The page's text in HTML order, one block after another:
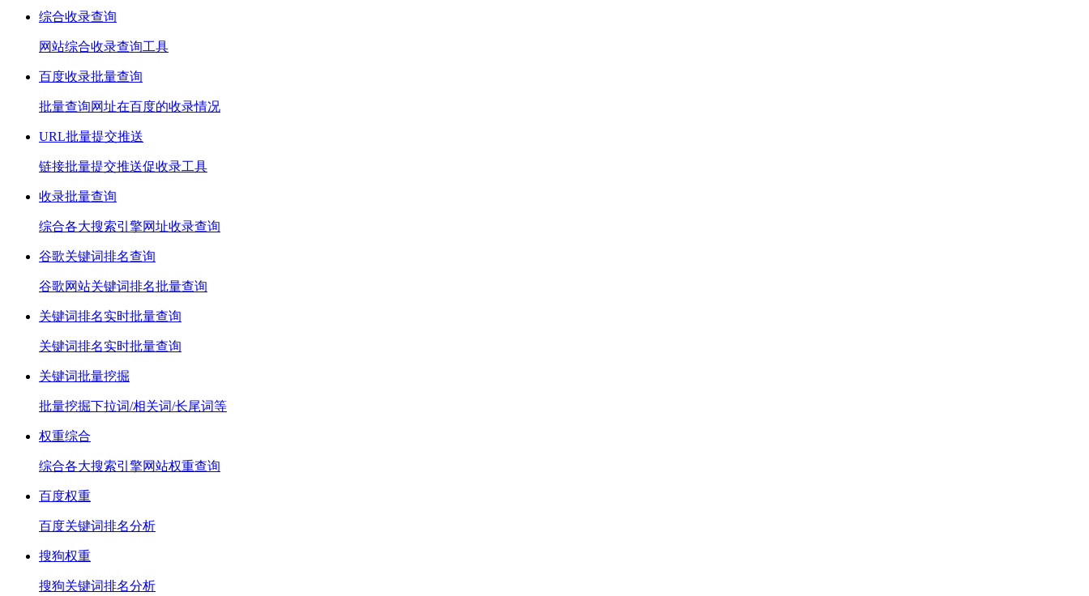
综合收录查询
网站综合收录查询工具
百度收录批量查询
批量查询网址在百度的收录情况
URL批量提交推送
链接批量提交推送促收录工具
收录批量查询
综合各大搜索引擎网址收录查询
谷歌关键词排名查询
谷歌网站关键词排名批量查询
关键词排名实时批量查询
关键词排名实时批量查询
关键词批量挖掘
批量挖掘下拉词/相关词/长尾词等
权重综合
综合各大搜索引擎网站权重查询
百度权重
百度关键词排名分析
搜狗权重
搜狗关键词排名分析